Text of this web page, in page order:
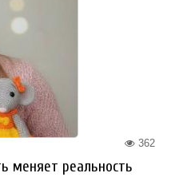
362
меняет реальность